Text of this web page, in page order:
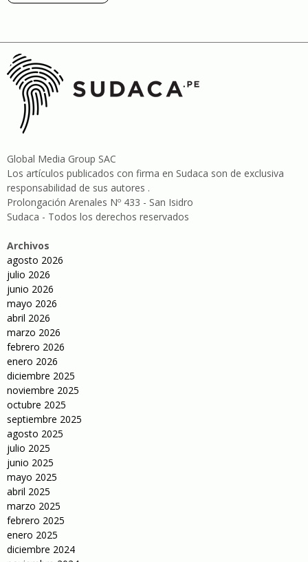
Global Media Group SAC
Los artículos publicados con firma en Sudaca son de exclusiva
responsabilidad de sus autores .
Prolongación Arenales Nº 433 - San Isidro
Sudaca - Todos los derechos reservados
Archivos
agosto 2026
julio 2026
junio 2026
mayo 2026
abril 2026
marzo 2026
febrero 2026
enero 2026
diciembre 2025
noviembre 2025
octubre 2025
septiembre 2025
agosto 2025
julio 2025
junio 2025
mayo 2025
abril 2025
marzo 2025
febrero 2025
enero 2025
diciembre 2024